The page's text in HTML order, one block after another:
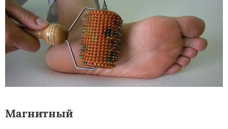
Магнитный